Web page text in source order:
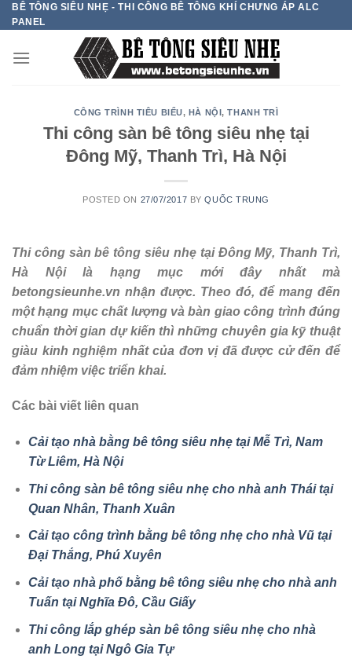
Skip
to
BÊ TÔNG SIÊU NHẸ - THI CÔNG BÊ TÔNG KHÍ CHƯNG ÁP ALC
PANEL
CÔNG TRÌNH TIÊU BIỂU, HÀ NỘI,THANH TRÌ
Thi công sàn bê tông siêu nhẹ tại
Đông Mỹ, Thanh Trì, Hà Nội
POSTED ON 27/07/2017 BYQUỐC TRUNG
Thi công sàn bê tông siêu nhẹ tại Đông Mỹ, Thanh Trì,
Hà Nội là hạng mục mới đây nhất mà
betongsieunhe.vn nhận được. Theo đó, để mang đến
một hạng mục chất lượng và bàn giao công trình đúng
chuẩn thời gian dự kiến thì những chuyên gia kỹ thuật
giàu kinh nghiệm nhất của đơn vị đã được cử đến để
đảm nhiệm việc triển khai.
Các bài viết liên quan
Cải tạo nhà bằng bê tông siêu nhẹ tại Mễ Trì, Nam
Từ Liêm, Hà Nội
Thi công sàn bê tông siêu nhẹ cho nhà anh Thái tại
Quan Nhân, Thanh Xuân
Cải tạo công trình bằng bê tông nhẹ cho nhà Vũ tại
Đại Thắng, Phú Xuyên
Cải tạo nhà phố bằng bê tông siêu nhẹ cho nhà anh
Tuấn tại Nghĩa Đô, Cầu Giấy
Thi công lắp ghép sàn bê tông siêu nhẹ cho nhà
anh Long tại Ngô Gia Tự